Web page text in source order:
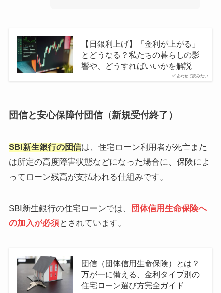
あわせて読みたい
【日銀利上げ】「金利が上がる」
とどうなる？私たちの暮らしの影
響や、どうすればいいかを解説
団信と安心保障付団信（新規受付終了）
SBI新生銀行の団信は、住宅ローン利用者が死亡また
は所定の高度障害状態などになった場合に、保険によ
ってローン残高が支払われる仕組みです。
SBI新生銀行の住宅ローンでは、
団体信用生命保険へ
の加入が必須とされています。
団信（団体信用生命保険）とは？
万が一に備える、金利タイプ別の
住宅ローン選び方完全ガイド